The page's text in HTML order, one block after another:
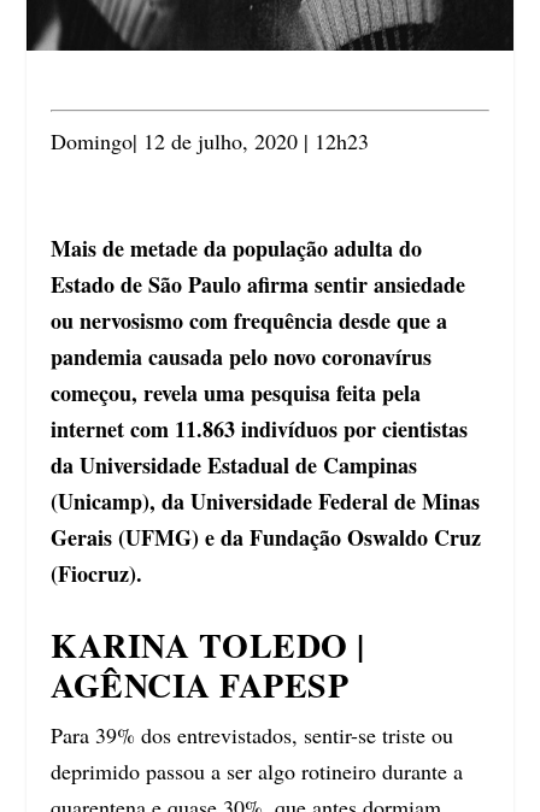
Domingo| 12 de julho, 2020 | 12h23
Mais de metade da população adulta do
Estado de São Paulo afirma sentir ansiedade
ou nervosismo com frequência desde que a
pandemia causada pelo novo coronavírus
começou, revela uma pesquisa feita pela
internet com 11.863 indivíduos por cientistas
da Universidade Estadual de Campinas
(Unicamp), da Universidade Federal de Minas
Gerais (UFMG) e da Fundação Oswaldo Cruz
(Fiocruz).
KARINA TOLEDO |
AGÊNCIA FAPESP
Para 39% dos entrevistados, sentir-se triste ou
deprimido passou a ser algo rotineiro durante a